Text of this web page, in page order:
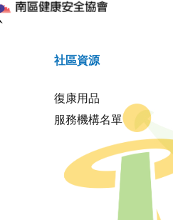
社區資源
復康用品
服務機構名單